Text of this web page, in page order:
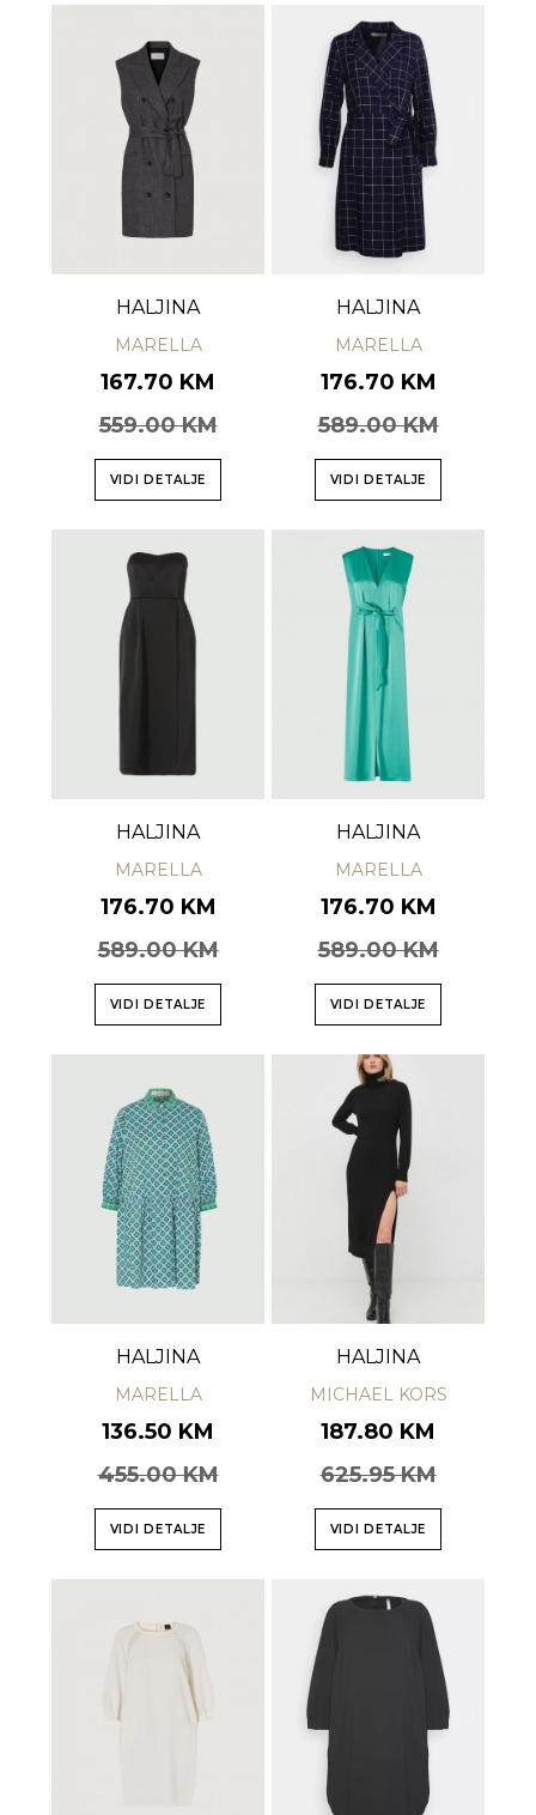
HALJINA
MARELLA
167.70 KM
559.00 KM
VIDI DETALJE
HALJINA
MARELLA
176.70 KM
589.00 KM
VIDI DETALJE
HALJINA
MARELLA
176.70 KM
589.00 KM
VIDI DETALJE
HALJINA
MARELLA
176.70 KM
589.00 KM
VIDI DETALJE
HALJINA
MARELLA
136.50 KM
455.00 KM
VIDI DETALJE
HALJINA
MICHAEL KORS
187.80 KM
625.95 KM
VIDI DETALJE